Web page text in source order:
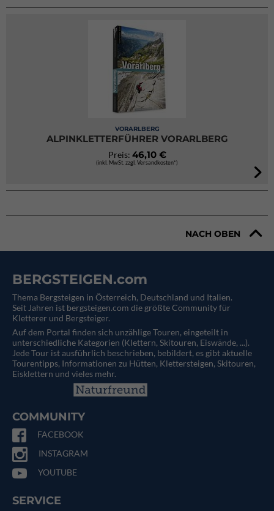
VORARLBERG
ALPINKLETTERFÜHRER VORARLBERG
Preis: 46,10 €
(inkl. MwSt. zzgl. Versandkosten*)
NACH OBEN
BERGSTEIGEN.com
Thema Bergsteigen in Österreich, Deutschland und Italien.
Seit Jahren ist bergsteigen.com die größte Community für
Kletterer und Bergsteiger.
Auf dem Portal finden sich unzählige Touren, eingeteilt in
unterschiedliche Kategorien (Klettern, Skitouren, Eiswände, ...).
Jede Tour ist ausführlich beschrieben, bebildert, es gibt aktuelle
Tourentipps, Informationen zu Hütten, Klettersteigen, Skitouren,
Eisklettern und vieles mehr.
COMMUNITY
FACEBOOK
INSTAGRAM
YOUTUBE
SERVICE